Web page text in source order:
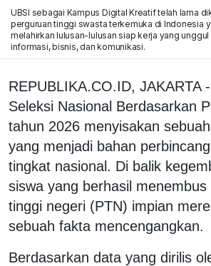
UBSI sebagai Kampus Digital Kreatif telah lama
perguruan tinggi swasta terkemuka di Indonesia
melahirkan lulusan-lulusan siap kerja yang
informasi, bisnis, dan komunikasi.
REPUBLIKA.CO.ID, JAKARTA
Seleksi Nasional Berdasarkan
tahun 2026 menyisakan
yang menjadi bahan
tingkat nasional. Di balik
siswa yang berhasil menembus
tinggi negeri (PTN) impian
sebuah fakta mencengangkan.
Berdasarkan data yang dirilis